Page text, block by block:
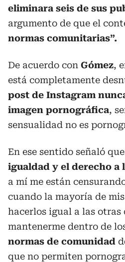
eliminara seis de sus
argumento de que el
normas comunitarias”.
De acuerdo con Gómez,
está completamente
post de Instagram
imagen pornográfica,
sensualidad no es
En ese sentido señaló
igualdad y el derecho a
a mí me están
cuando la mayoría de
hacerlos igual a las otras
mantenerme dentro de
normas de comunidad
que no permiten